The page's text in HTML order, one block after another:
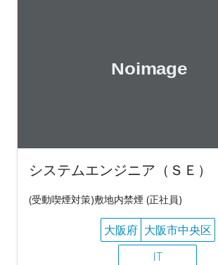
システムエンジニア（ＳＥ）
(受動喫煙対策)敷地内禁煙 (正社員)
大阪府 大阪市中央区
IT